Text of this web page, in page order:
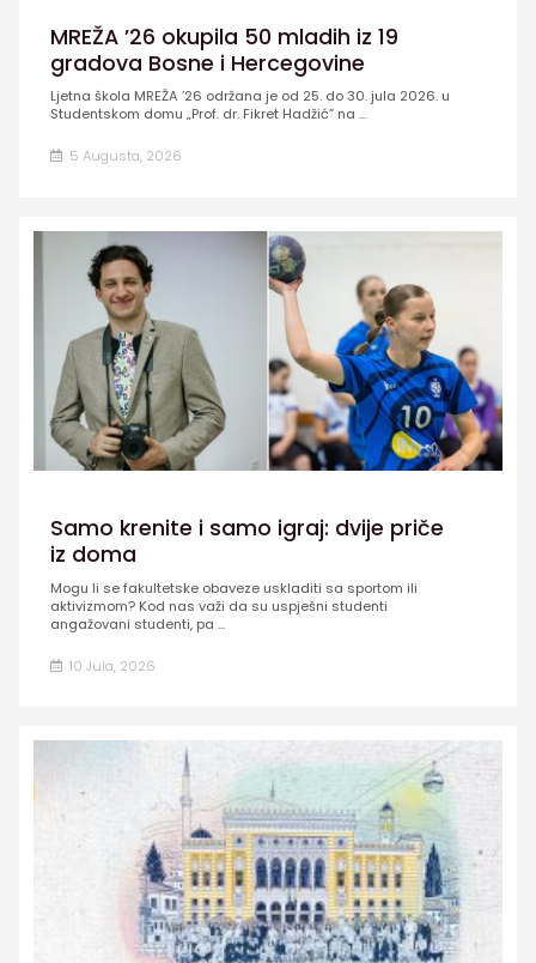
MREŽA ’26 okupila 50 mladih iz 19
gradova Bosne i Hercegovine
Ljetna škola MREŽA ’26 održana je od 25. do 30. jula 2026. u
Studentskom domu „Prof. dr. Fikret Hadžić” na ...
5 Augusta, 2026
Samo krenite i samo igraj: dvije priče
iz doma
Mogu li se fakultetske obaveze uskladiti sa sportom ili
aktivizmom? Kod nas važi da su uspješni studenti
angažovani studenti, pa ...
10 Jula, 2026